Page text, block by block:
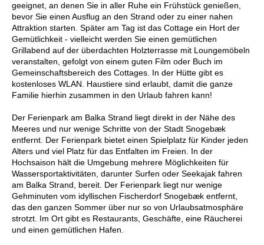
geeignet, an denen Sie in aller Ruhe ein Frühstück genießen,
bevor Sie einen Ausflug an den Strand oder zu einer nahen
Attraktion starten. Später am Tag ist das Cottage ein Hort der
Gemütlichkeit - vielleicht werden Sie einen gemütlichen
Grillabend auf der überdachten Holzterrasse mit Loungemöbeln
veranstalten, gefolgt von einem guten Film oder Buch im
Gemeinschaftsbereich des Cottages. In der Hütte gibt es
kostenloses WLAN. Haustiere sind erlaubt, damit die ganze
Familie hierhin zusammen in den Urlaub fahren kann!
Der Ferienpark am Balka Strand liegt direkt in der Nähe des
Meeres und nur wenige Schritte von der Stadt Snogebæk
entfernt. Der Ferienpark bietet einen Spielplatz für Kinder jeden
Alters und viel Platz für das Entfalten im Freien. In der
Hochsaison hält die Umgebung mehrere Möglichkeiten für
Wassersportaktivitäten, darunter Surfen oder Seekajak fahren
am Balka Strand, bereit. Der Ferienpark liegt nur wenige
Gehminuten vom idyllischen Fischerdorf Snogebæk entfernt,
das den ganzen Sommer über nur so von Urlaubsatmosphäre
strotzt. Im Ort gibt es Restaurants, Geschäfte, eine Räucherei
und einen gemütlichen Hafen.